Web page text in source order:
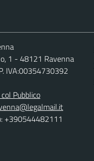
1 - 48121 Ravenna
IVA:00354730392
Pubblico
+390544482111